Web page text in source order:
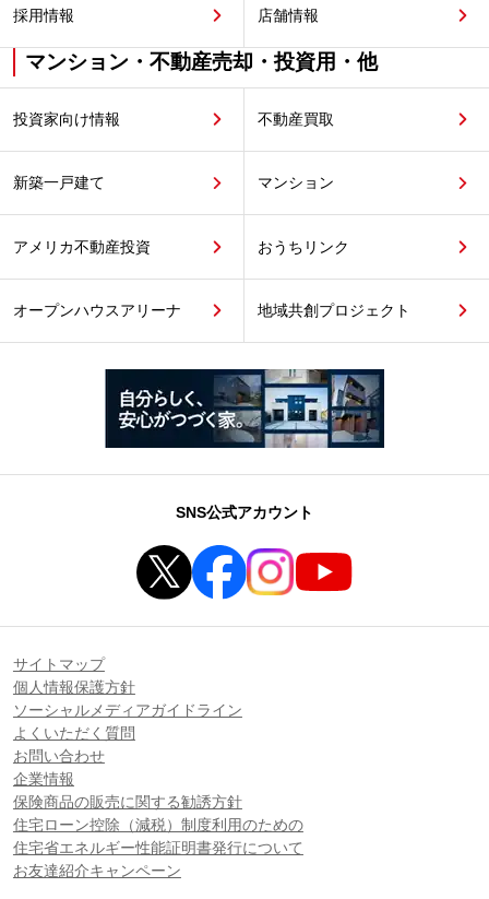
採用情報 店舗情報
マンション・不動産売却・投資用・他
投資家向け情報 不動産買取
新築一戸建て マンション
アメリカ不動産投資 おうちリンク
オープンハウスアリーナ 地域共創プロジェクト
SNS公式アカウント
サイトマップ
個人情報保護方針
ソーシャルメディアガイドライン
よくいただく質問
お問い合わせ
企業情報
保険商品の販売に関する勧誘方針
住宅ローン控除（減税）制度利用のための
住宅省エネルギー性能証明書発行について
お友達紹介キャンペーン